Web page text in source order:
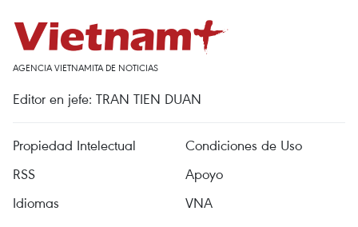
AGENCIA VIETNAMITA DE NOTICIAS
Editor en jefe: TRAN TIEN DUAN
Propiedad Intelectual
Condiciones de Uso
RSS
Apoyo
Idiomas
VNA